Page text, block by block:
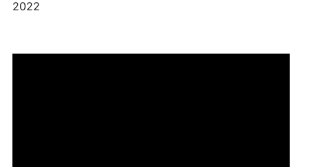
2022